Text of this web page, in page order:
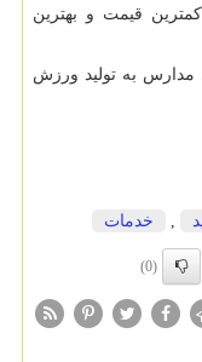
قیمت و بهترین
مدارس به تولید ورزش
خدمات
(0)